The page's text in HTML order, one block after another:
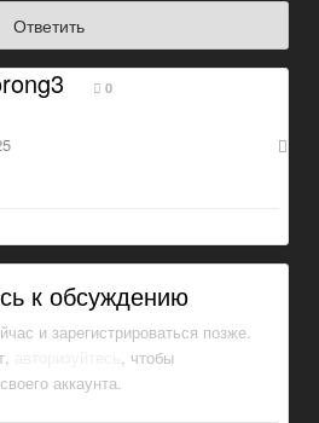
Ответить
0
к обсуждению
и зарегистрироваться позже.
, чтобы
аккаунта.